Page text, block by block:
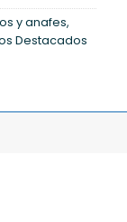
y anafes,
Destacados